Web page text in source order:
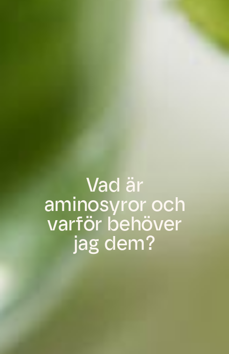
Vad är
aminosyror och
varför behöver
jag dem?